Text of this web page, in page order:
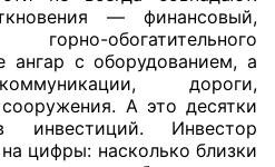
— финансовый,
обогатительного
ангар с оборудованием, а
дороги,
А это десятки
инвестиций. Инвестор
цифры: насколько близки